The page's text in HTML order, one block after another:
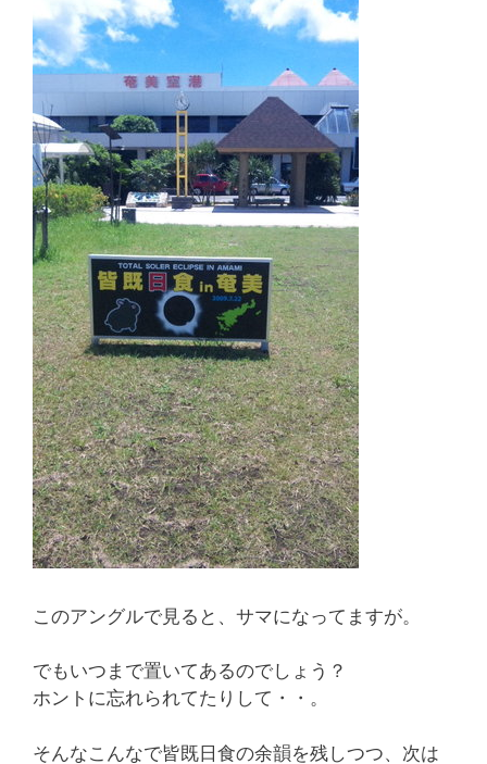
このアングルで見ると、サマになってますが。
でもいつまで置いてあるのでしょう？
ホントに忘れられてたりして・・。
そんなこんなで皆既日食の余韻を残しつつ、次は